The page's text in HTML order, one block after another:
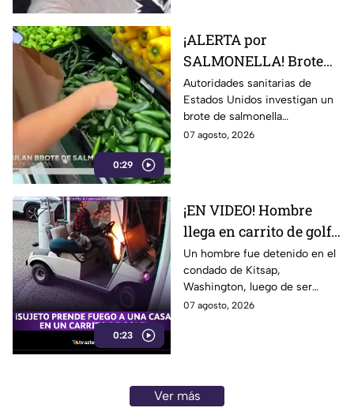
0:29
¡ALERTA por
SALMONELLA! Brote
ligado a CHILES
jalapeños ya afecta a 27
estados
Autoridades sanitarias de
Estados Unidos investigan un
brote de salmonella
relacionado con chiles
07 agosto, 2026
0:23
¡EN VIDEO! Hombre
llega en carrito de golf
con un perro y termina
DESATANDO inc3ndio
en una casa
Un hombre fue detenido en el
condado de Kitsap,
Washington, luego de ser
señalado como presunto
07 agosto, 2026
Ver más